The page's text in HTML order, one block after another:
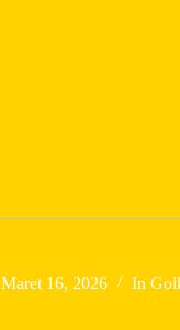
Maret 16, 2026 In